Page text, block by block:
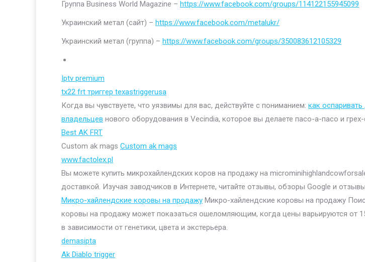
Группа Business World Magazine – https://www.facebook.com/groups/114122155945099
Украинский метал (сайт) – https://www.facebook.com/metalukr/
Украинский метал (группа) – https://www.facebook.com/groups/350083612105329
Iptv premium
tx22 frt триггер texastriggerusa
Когда вы чувствуете, что уязвимы для вас, действуйте с пониманием: как
владельцев нового оборудования в Vecindia, которое вы делаете пасо-а-пасо и грех-
Best AK FRT
Custom ak mags Custom ak mags
www.factolex.pl
Вы можете купить микрохайлендских коров на продажу на
доставкой. Изучая заводчиков в Интернете, читайте отзывы, обзоры Google и
Микро-хайлендские коровы на продажу Микро-хайлендские коровы на продажу
коровы на продажу может показаться ошеломляющим, когда цены варьируются от
в зависимости от генетики, цвета и экстерьера.
demasipta
Ak Diablo trigger